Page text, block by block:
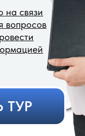
Знаем какие отели
классные, а в
лучше не ездить
более 500
успешно ездят с
нами ежемесячно